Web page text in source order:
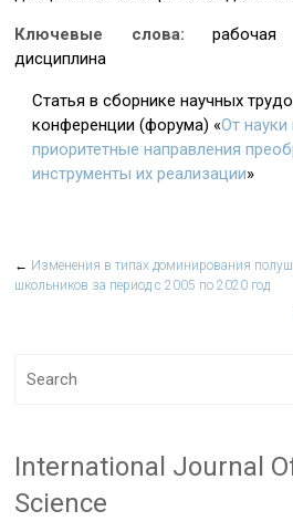
Ключевые слова:
дисциплина
Статья в сборнике научных
конференции (форума) «От
приоритетные направления
инструменты их реализации»
← Изменения в типах доминирования
школьников за период с 2005 по 2020 год
International Journal
Science